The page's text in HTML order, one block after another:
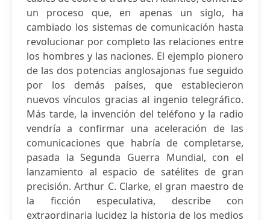
un proceso que, en apenas un siglo, ha
cambiado los sistemas de comunicación hasta
revolucionar por completo las relaciones entre
los hombres y las naciones. El ejemplo pionero
de las dos potencias anglosajonas fue seguido
por los demás países, que establecieron
nuevos vínculos gracias al ingenio telegráfico.
Más tarde, la invención del teléfono y la radio
vendría a confirmar una aceleración de las
comunicaciones que habría de completarse,
pasada la Segunda Guerra Mundial, con el
lanzamiento al espacio de satélites de gran
precisión. Arthur C. Clarke, el gran maestro de
la ficción especulativa, describe con
extraordinaria lucidez la historia de los medios